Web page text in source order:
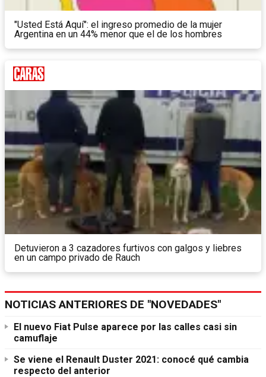
"Usted Está Aquí": el ingreso promedio de la mujer
Argentina en un 44% menor que el de los hombres
Detuvieron a 3 cazadores furtivos con galgos y liebres
en un campo privado de Rauch
NOTICIAS ANTERIORES DE "NOVEDADES"
El nuevo Fiat Pulse aparece por las calles casi sin
camuflaje
Se viene el Renault Duster 2021: conocé qué cambia
respecto del anterior